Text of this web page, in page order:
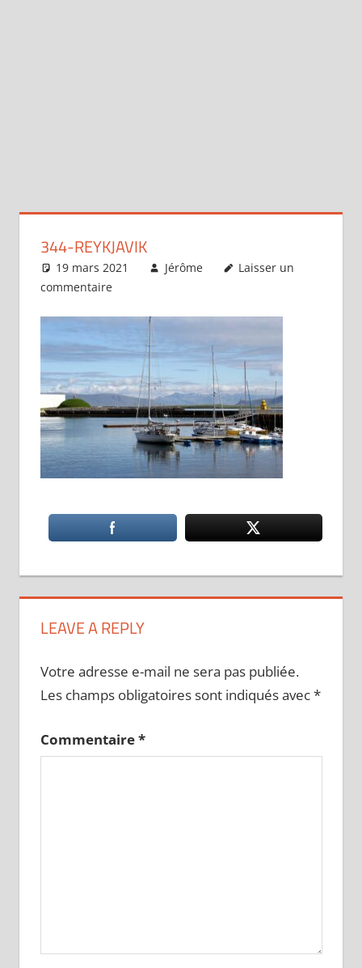
344-REYKJAVIK
19 mars 2021 Jérôme
Laisser un
commentaire
LEAVE A REPLY
Votre adresse e-mail ne sera pas publiée.
Les champs obligatoires sont indiqués avec*
Commentaire*